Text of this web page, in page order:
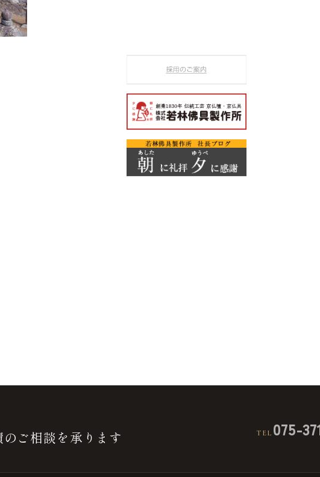
ご相談を承ります TEL 075-